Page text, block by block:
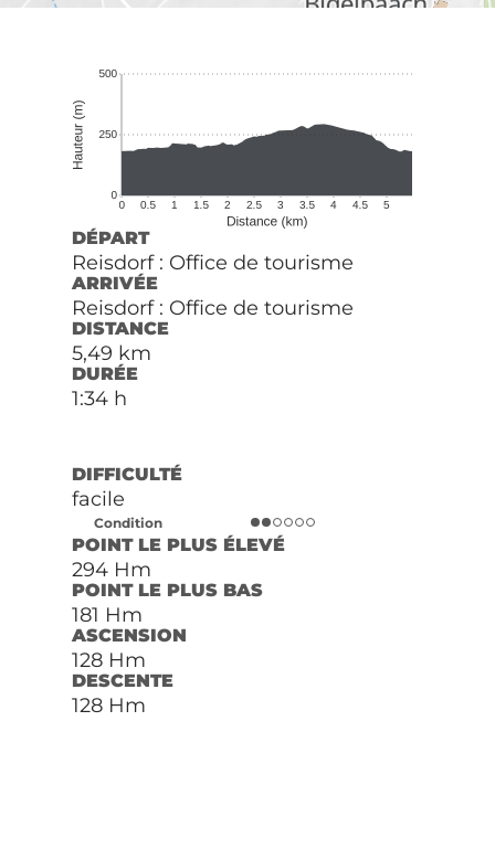
DÉPART
Reisdorf : Office de tourisme
ARRIVÉE
Reisdorf : Office de tourisme
DISTANCE
5,49 km
DURÉE
1:34 h
DIFFICULTÉ
facile
Condition
POINT LE PLUS ÉLEVÉ
294 Hm
POINT LE PLUS BAS
181 Hm
ASCENSION
128 Hm
DESCENTE
128 Hm